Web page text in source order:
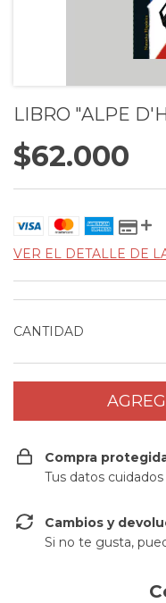
LIBRO "ALPE
$62.000
VER EL DETALLE DE
CANTIDAD
Compra
Tus datos
Cambios y
Si no te gusta,